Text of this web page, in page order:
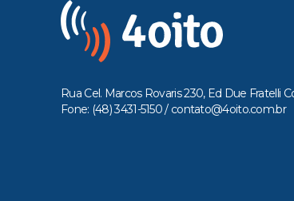
Rua Cel. Marcos Rovaris 230, Ed Due Fratelli
Fone: (48) 3431-5150 / contato@4oito.com.br